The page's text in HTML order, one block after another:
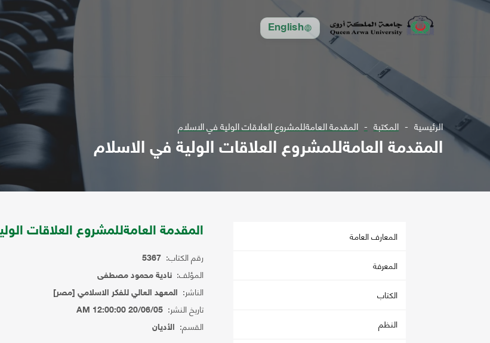
English
الرئيسية المكتبة المقدمة العامةللمشروع العلاقات الولية في الاسلام
المقدمة العامةللمشروع العلاقات الولية في الاسلام
المعارف العامة
المعرفة
الكتاب
النظم
المقدمة العامةللمشروع العلاقات
رقم الكتاب: 5367
المؤلف: نادية محمود مصطفى
الناشر: المعهد العالي للفكر الاسلامي [مصر]
تاريخ النشر: 20/06/05 12:00:00 AM
القسم: الأديان